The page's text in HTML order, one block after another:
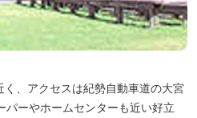
、アクセスは紀勢自動車道の大宮
パーやホームセンターも近い好立